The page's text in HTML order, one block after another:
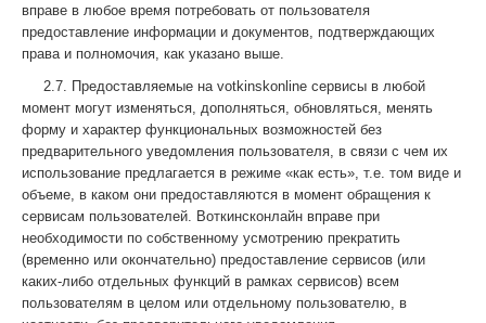
вправе в любое время потребовать от пользователя
предоставление информации и документов, подтверждающих
права и полномочия, как указано выше.
2.7. Предоставляемые на votkinskonline сервисы в любой
момент могут изменяться, дополняться, обновляться, менять
форму и характер функциональных возможностей без
предварительного уведомления пользователя, в связи с чем их
использование предлагается в режиме «как есть», т.е. том виде и
объеме, в каком они предоставляются в момент обращения к
сервисам пользователей. Воткинсконлайн вправе при
необходимости по собственному усмотрению прекратить
(временно или окончательно) предоставление сервисов (или
каких-либо отдельных функций в рамках сервисов) всем
пользователям в целом или отдельному пользователю, в